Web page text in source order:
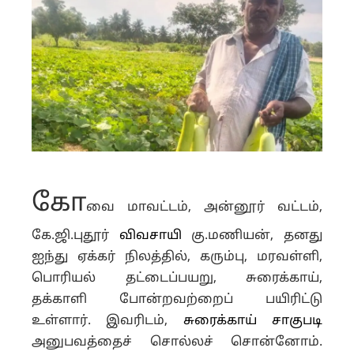
கோவை மாவட்டம், அன்னூர் வட்டம்,
கே.ஜி.புதூர் விவசாயி கு.மணியன், தனது
ஐந்து ஏக்கர் நிலத்தில், கரும்பு, மரவள்ளி,
பொரியல் தட்டைப்பயறு, சுரைக்காய்,
தக்காளி போன்றவற்றைப் பயிரிட்டு
உள்ளார். இவரிடம், சுரைக்காய் சாகுபடி
அனுபவத்தைச் சொல்லச் சொன்னோம்.